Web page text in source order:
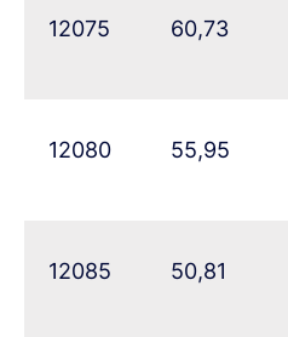
12075 60,73
12080 55,95
12085 50,81